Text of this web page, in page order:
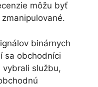
môžu byť
binárnych
sa obchodníci
vybrali službu,